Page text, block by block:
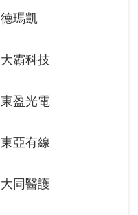
德瑪凱
大霸科技
東盈光電
東亞有線
大同醫護